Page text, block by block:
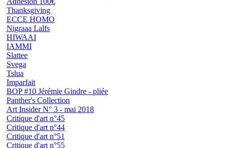
Thanksgiving
ECCE HOMO
Nigraaa Lalfs
HIWAAI
IAMMI
Slattee
Svega
Tslua
Imparfait
BOP #10 Jérémie Gindre - pliée
Panther's Collection
Art Insider N° 3 - mai 2018
Critique d'art n°45
Critique d'art n°44
Critique d'art n°51
Critique d'art n°55